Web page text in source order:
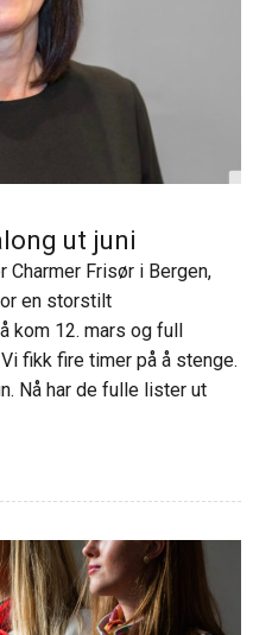
ut juni
Frisør i Bergen,
en storstilt
kom 12. mars og full
fikk fire timer på å stenge.
Nå har de fulle lister ut